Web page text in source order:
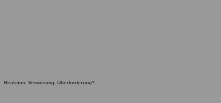
Reaktion, Verwirrung, Überforderung?